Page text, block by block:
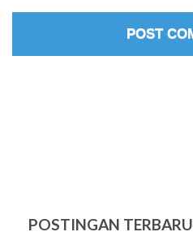
POSTINGAN TERBARU